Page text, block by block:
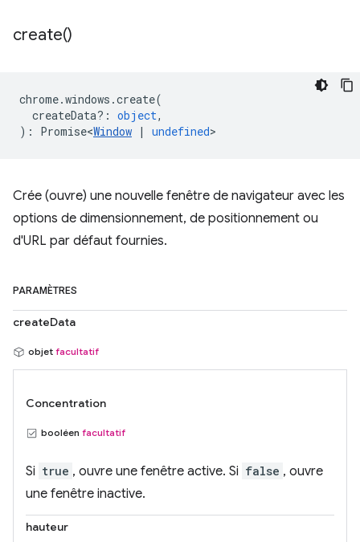
create()
chrome.windows .create(
createData? : object,
) : Promise<Window | undefined>
Crée (ouvre) une nouvelle fenêtre de navigateur avec les
options de dimensionnement, de positionnement ou
d'URL par défaut fournies.
PARAMÈTRES
createData
objet facultatif
Concentration
booléen facultatif
Si true , ouvre une fenêtre active. Si false , ouvre
une fenêtre inactive.
hauteur